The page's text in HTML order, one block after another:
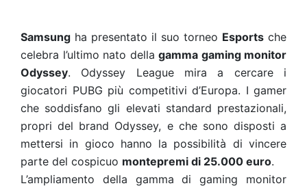
Samsung ha presentato il suo torneo Esports che
celebra l’ultimo nato della gamma gaming monitor
Odyssey. Odyssey League mira a cercare i
giocatori PUBG più competitivi d’Europa. I gamer
che soddisfano gli elevati standard prestazionali,
propri del brand Odyssey, e che sono disposti a
mettersi in gioco hanno la possibilità di vincere
parte del cospicuo montepremi di 25.000 euro.
L’ampliamento della gamma di gaming monitor